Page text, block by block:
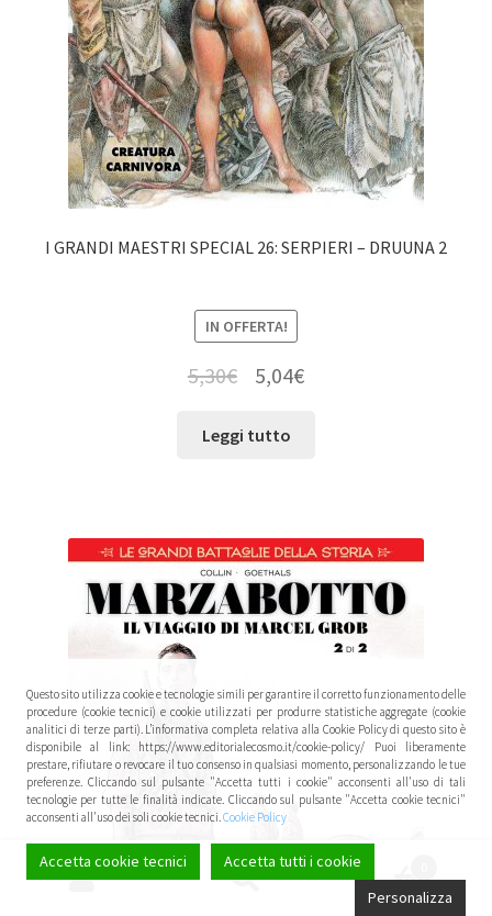
I GRANDI MAESTRI SPECIAL 26: SERPIERI – DRUUNA 2
IN OFFERTA!
5,30€ 5,04€
Leggi tutto
Questo sito utilizza cookie e tecnologie simili per garantire il corretto funzionamento delle
procedure (cookie tecnici) e cookie utilizzati per produrre statistiche aggregate (cookie
analitici di terze parti). L’informativa completa relativa alla Cookie Policy di questo sito è
disponibile al link: https://www.editorialecosmo.it/cookie-policy/ Puoi liberamente
prestare, rifiutare o revocare il tuo consenso in qualsiasi momento, personalizzando le tue
preferenze. Cliccando sul pulsante "Accetta tutti i cookie" acconsenti all'uso di tali
tecnologie per tutte le finalità indicate. Cliccando sul pulsante "Accetta cookie tecnici"
acconsenti all'uso dei soli cookie tecnici.Cookie Policy
Accetta cookie tecnici
Accetta tutti i cookie
Personalizza